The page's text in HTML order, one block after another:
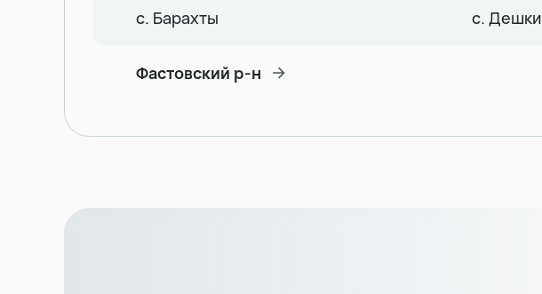
с. Барахты с. Дешки
Фастовский р-н